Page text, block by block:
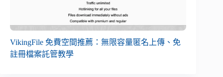
VikingFile 免費空間推薦：無限容量匿名上傳、免
註冊檔案託管教學